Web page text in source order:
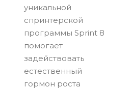
уникальной
спринтерской
программы Sprint 8
помогает
задействовать
естественный
гормон роста